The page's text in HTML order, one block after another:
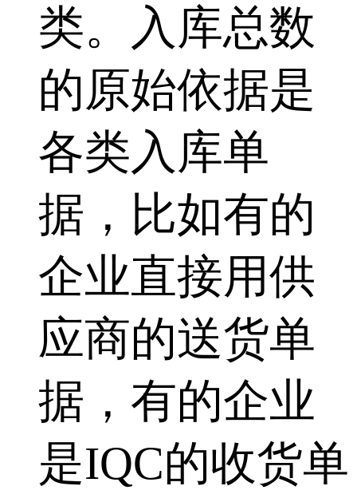
类。入库总数
的原始依据是
各类入库单
据，比如有的
企业直接用供
应商的送货单
据，有的企业
是IQC的收货单